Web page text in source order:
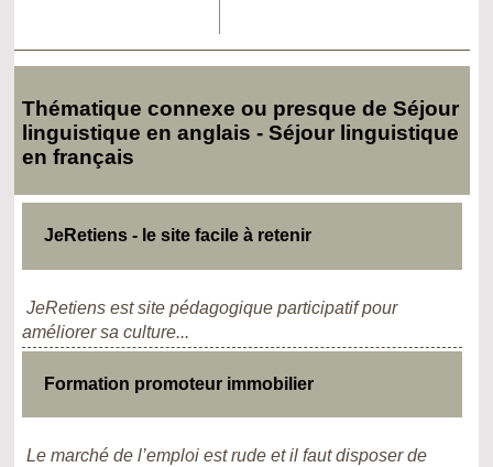
Thématique connexe ou presque de Séjour
linguistique en anglais - Séjour linguistique
en français
JeRetiens - le site facile à retenir
JeRetiens est site pédagogique participatif pour
améliorer sa culture...
Formation promoteur immobilier
Le marché de l’emploi est rude et il faut disposer de